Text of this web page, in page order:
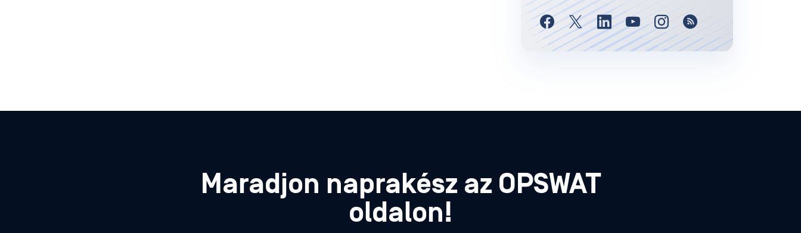
Maradjon naprakész az OPSWAT
oldalon!